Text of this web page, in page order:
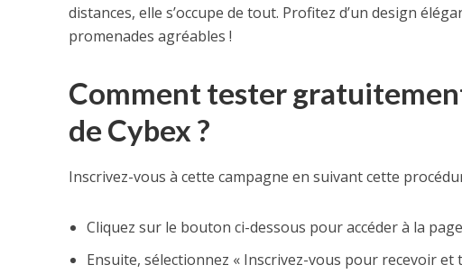
distances, elle s’occupe de tout. Profitez d’un design
promenades agréables !
Comment tester
de Cybex ?
Inscrivez-vous à cette campagne en suivant cette
Cliquez sur le bouton ci-dessous pour accéder à la
Ensuite, sélectionnez « Inscrivez-vous pour recevoir et